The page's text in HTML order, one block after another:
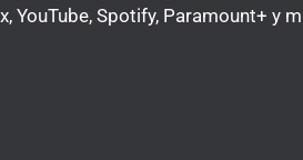
YouTube, Spotify, Paramount+ y